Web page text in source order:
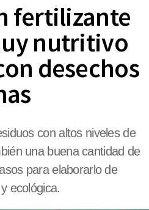
fertilizante
nutritivo
desechos
con altos niveles de
una buena cantidad de
para elaborarlo de
ecológica.